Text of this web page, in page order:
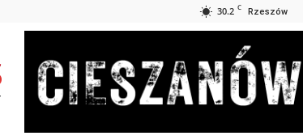
30.2 C Rzeszów